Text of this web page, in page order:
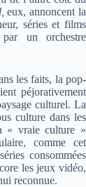
eux, annoncent la
séries et films
un orchestre
les faits, la pop-
péjorativement
culturel. La
culture dans les
« vraie culture »
comme cet
consommées
les jeux vidéo,
reconnue.